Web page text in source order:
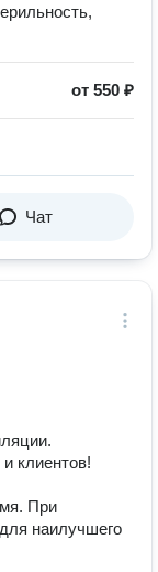
от 550 ₽
Чат
клиентов!
При
наилучшего